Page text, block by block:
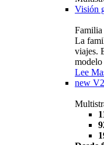
Visión
La
viajes.
modelo
Lee
new V2